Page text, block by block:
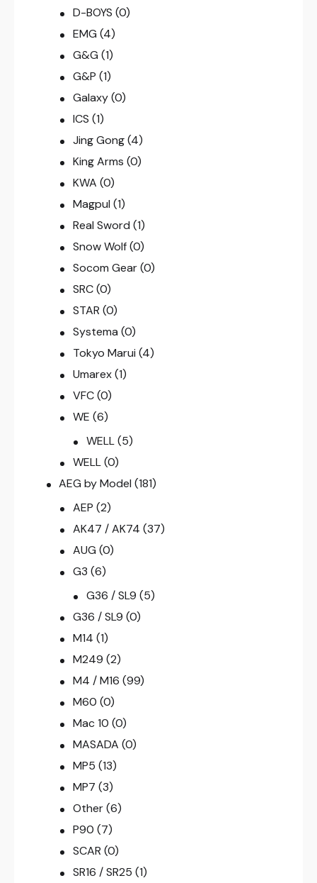
D-BOYS (0)
EMG (4)
G&G (1)
G&P (1)
Galaxy (0)
ICS (1)
Jing Gong (4)
King Arms (0)
KWA (0)
Magpul (1)
Real Sword (1)
Snow Wolf (0)
Socom Gear (0)
SRC (0)
STAR (0)
Systema (0)
Tokyo Marui (4)
Umarex (1)
VFC (0)
WE (6)
WELL (5)
WELL (0)
AEG by Model (181)
AEP (2)
AK47 / AK74 (37)
AUG (0)
G3 (6)
G36 / SL9 (5)
G36 / SL9 (0)
M14 (1)
M249 (2)
M4 / M16 (99)
M60 (0)
Mac 10 (0)
MASADA (0)
MP5 (13)
MP7 (3)
Other (6)
P90 (7)
SCAR (0)
SR16 / SR25 (1)